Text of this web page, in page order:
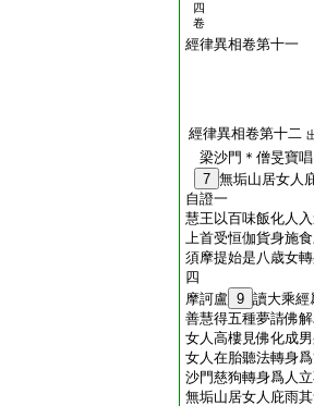
四
卷
經律異相卷第十一
經律異相卷第十二
梁沙門＊僧旻寶
7 無垢山居女人
自證一
慧王以百味飯化人
上首受恒伽貨身施
須摩提始是八歳女
四
摩訶盧 9 讀大乘經
善慧得五種夢請佛
女人高樓見佛化成
女人在胎聽法轉身
沙門慈狗轉身爲人
無垢山居女人庇雨